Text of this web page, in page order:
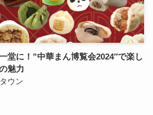
堂に！”中華まん博覧会2024″で楽し
魅力
ウン